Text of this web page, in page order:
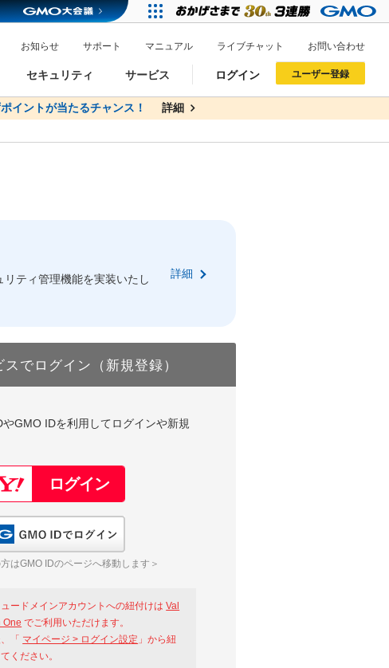
セキュリティ サービス
お知らせ サポート マニュアル ライブチャット お問い合わせ
ログイン
バーを含む最新の機能を使う方
ログイン可能
ユーザー登録
バーを含む最新の機能を使う方
登録可能
ントが当たるチャンス！ 詳細
ティ管理機能を実装いたし
詳細
でログイン（新規登録）
やGMO IDを利用してログインや新規
はGMO IDのページへ移動します＞
ードメインアカウントへの紐付けはVal
One でご利用いただけます。
「 マイページ > ログイン設定 」から紐
ください。